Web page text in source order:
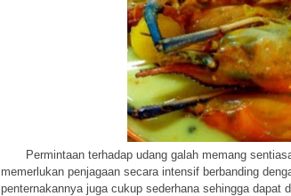
Permintaan terhadap udang galah memang
memerlukan penjagaan secara intensif berbanding
penternakannya juga cukup sederhana sehingga dapat